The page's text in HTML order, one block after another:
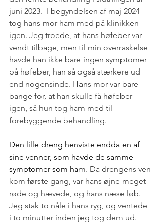
juni 2023. I begyndelsen af maj 2024
tog hans mor ham med på klinikken
igen. Jeg troede, at hans høfeber var
vendt tilbage, men til min overraskelse
havde han ikke bare ingen symptomer
på høfeber, han så også stærkere ud
end nogensinde. Hans mor var bare
bange for, at han skulle få høfeber
igen, så hun tog ham med til
forebyggende behandling.
Den lille dreng henviste endda en af
sine venner, som havde de samme
symptomer som ham. Da drengens ven
kom første gang, var hans øjne meget
røde og hævede, og hans næse løb.
Jeg stak to nåle i hans ryg, og ventede
i to minutter inden jeg tog dem ud.